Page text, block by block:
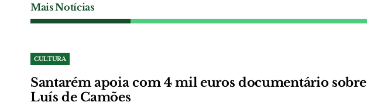
Mais Notícias
CULTURA
Santarém apoia com 4 mil euros documentário sobre
Luís de Camões